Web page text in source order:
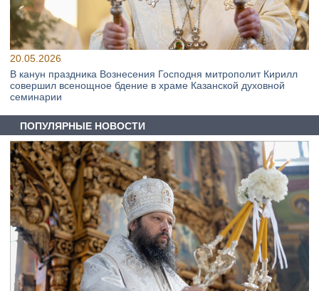
20.05.2026
В канун праздника Вознесения Господня митрополит Кирилл
совершил всенощное бдение в храме Казанской духовной
семинарии
ПОПУЛЯРНЫЕ НОВОСТИ